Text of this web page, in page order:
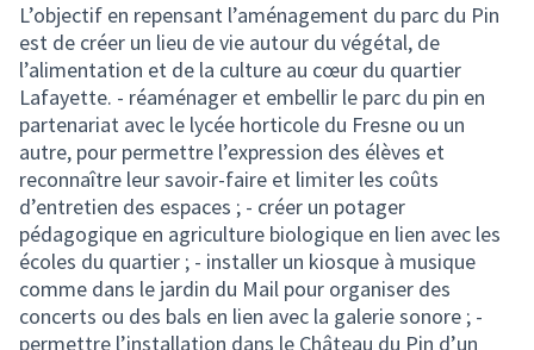
L’objectif en repensant l’aménagement du parc du Pin
est de créer un lieu de vie autour du végétal, de
l’alimentation et de la culture au cœur du quartier
Lafayette. - réaménager et embellir le parc du pin en
partenariat avec le lycée horticole du Fresne ou un
autre, pour permettre l’expression des élèves et
reconnaître leur savoir-faire et limiter les coûts
d’entretien des espaces ; - créer un potager
pédagogique en agriculture biologique en lien avec les
écoles du quartier ; - installer un kiosque à musique
comme dans le jardin du Mail pour organiser des
concerts ou des bals en lien avec la galerie sonore ; -
permettre l’installation dans le Château du Pin d’un